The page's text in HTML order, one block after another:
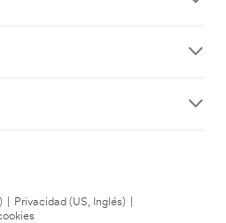
Privacidad (US, Inglés)